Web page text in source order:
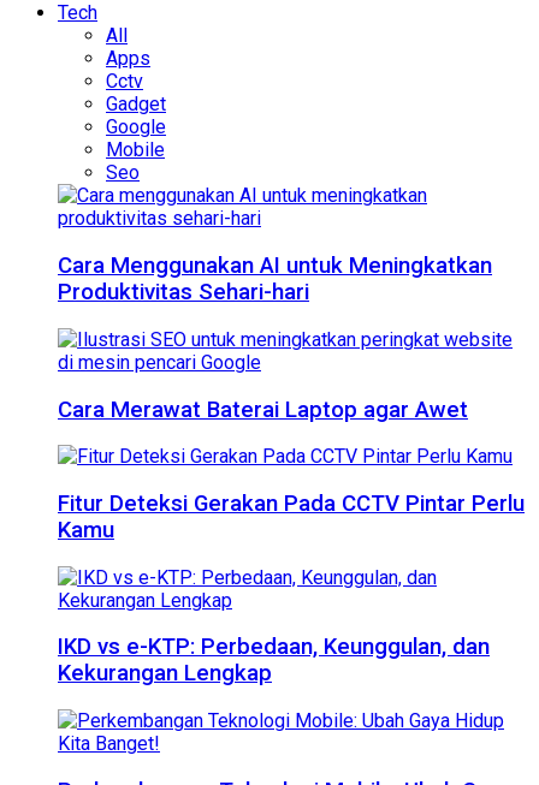
Tech
All
Apps
Cctv
Gadget
Google
Mobile
Seo
Cara Menggunakan AI untuk Meningkatkan
Produktivitas Sehari-hari
Cara Merawat Baterai Laptop agar Awet
Fitur Deteksi Gerakan Pada CCTV Pintar Perlu
Kamu
IKD vs e-KTP: Perbedaan, Keunggulan, dan
Kekurangan Lengkap